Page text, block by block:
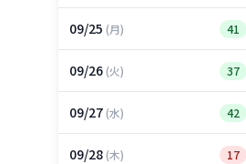
09/25 (月) 41
09/26(火) 37
09/27(水) 42
09/28(木) 17